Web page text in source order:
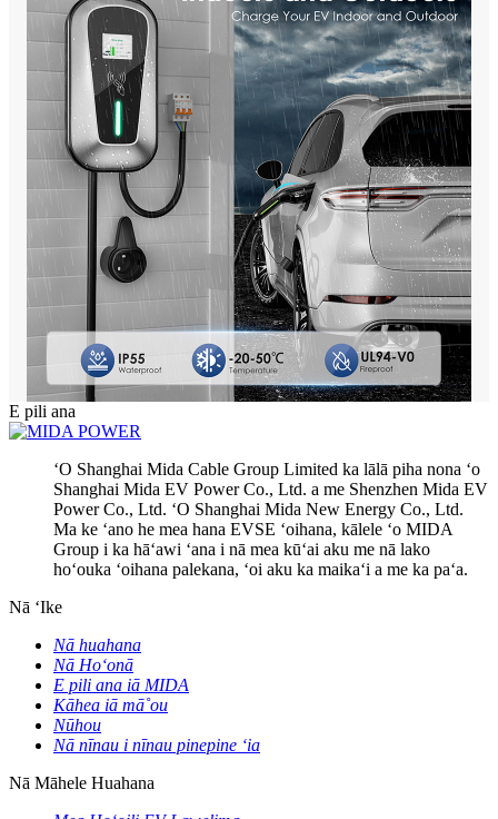
E pili ana
ʻO Shanghai Mida Cable Group Limited ka lālā piha nona ʻo
Shanghai Mida EV Power Co., Ltd. a me Shenzhen Mida EV
Power Co., Ltd. ʻO Shanghai Mida New Energy Co., Ltd.
Ma ke ʻano he mea hana EVSE ʻoihana, kālele ʻo MIDA
Group i ka hāʻawi ʻana i nā mea kūʻai aku me nā lako
hoʻouka ʻoihana palekana, ʻoi aku ka maikaʻi a me ka paʻa.
Nā ʻIke
Nā huahana
Nā Hoʻonā
E pili ana iā MIDA
Kāhea iā mā˚ou
Nūhou
Nā nīnau i nīnau pinepine ʻia
Nā Māhele Huahana